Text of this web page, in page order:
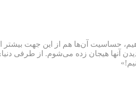
حساسیت آن‌ها هم از این جهت
آنها هیجان زده می‌شوم. از طرفی